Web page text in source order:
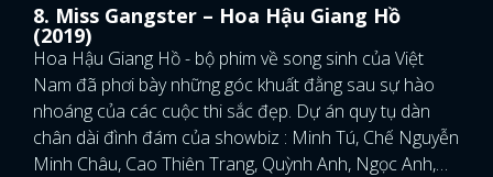
8. Miss Gangster – Hoa Hậu Giang Hồ
(2019)
Hoa Hậu Giang Hồ - bộ phim về song sinh của Việt
Nam đã phơi bày những góc khuất đằng sau sự hào
nhoáng của các cuộc thi sắc đẹp. Dự án quy tụ dàn
chân dài đình đám của showbiz : Minh Tú, Chế Nguyễn
Minh Châu, Cao Thiên Trang, Quỳnh Anh, Ngọc Anh,…